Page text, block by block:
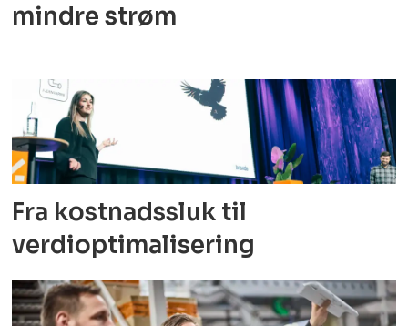
mindre strøm
Fra kostnadssluk til
verdioptimalisering